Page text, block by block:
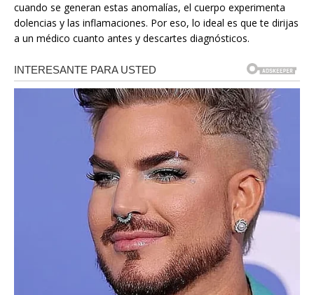
cuando se generan estas anomalías, el cuerpo experimenta
dolencias y las inflamaciones. Por eso, lo ideal es que te dirijas
a un médico cuanto antes y descartes diagnósticos.